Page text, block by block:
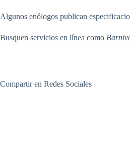
Algunos enólogos publican
Busquen servicios en línea como
Compartir en Redes Sociales